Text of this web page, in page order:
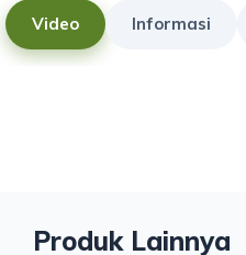
Video Informasi
Produk Lainnya